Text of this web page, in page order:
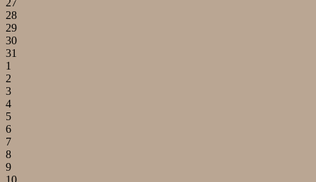
27
28
29
30
31
1
2
3
4
5
6
7
8
9